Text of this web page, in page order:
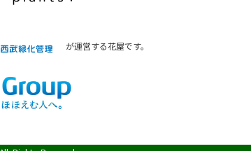
が運営する花屋です。